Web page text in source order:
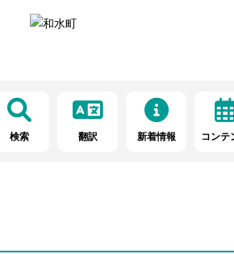
検索 翻訳 新着情報 コンテ